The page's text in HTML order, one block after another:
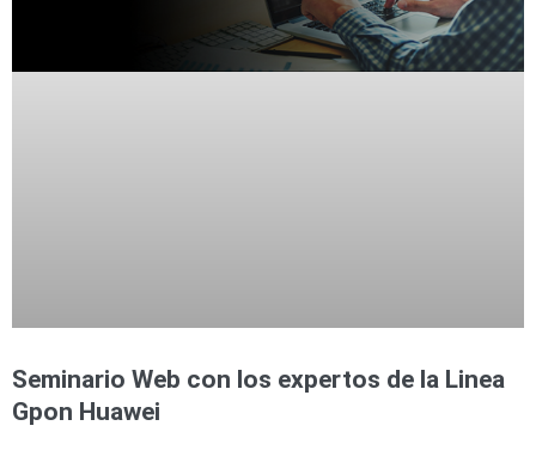
Seminario Web con los expertos de la Linea
Gpon Huawei